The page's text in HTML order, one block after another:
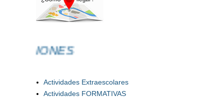
Actividades Extraescolares
Actividades FORMATIVAS